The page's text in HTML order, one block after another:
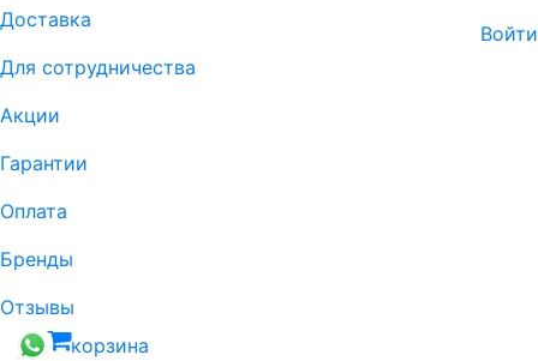
Доставка
Для сотрудничества
Акции
Гарантии
Оплата
Бренды
Отзывы
Войти
корзина